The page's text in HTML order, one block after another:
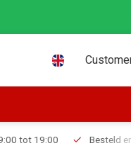
Besteld en op voorraad